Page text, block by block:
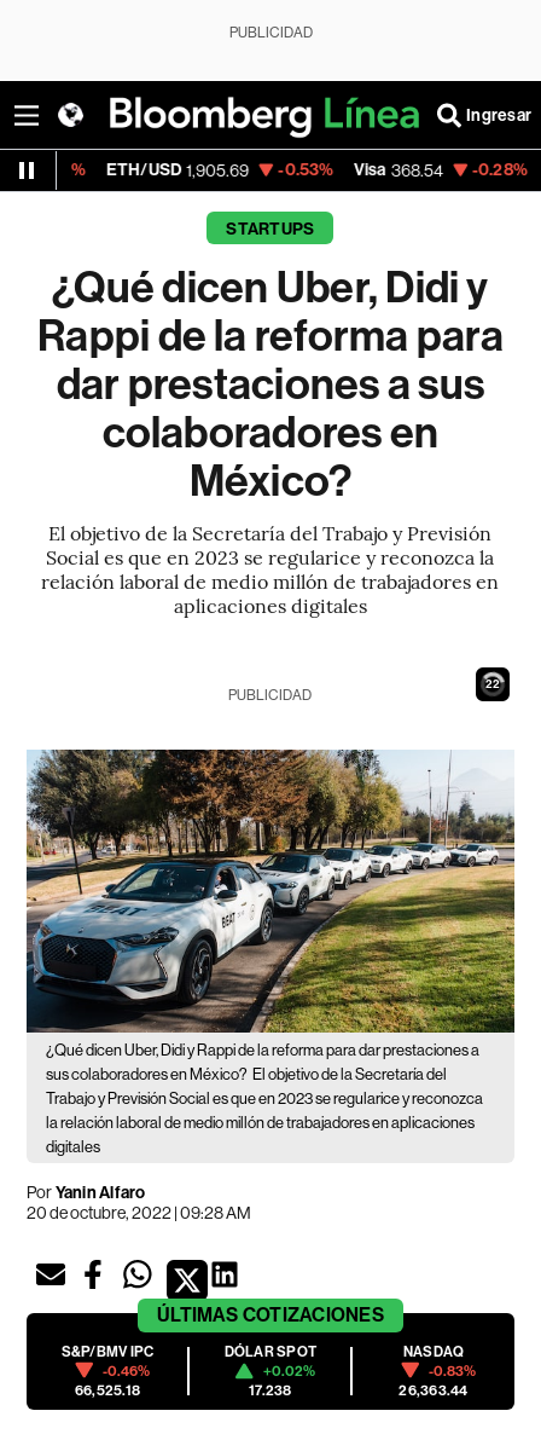
PUBLICIDAD
Ingresar
ETH/USD 1,905.69 -0.53% Visa 368.54 -0.28%
STARTUPS
¿Qué dicen Uber, Didi y
Rappi de la reforma para
dar prestaciones a sus
colaboradores en
México?
El objetivo de la Secretaría del Trabajo y Previsión
Social es que en 2023 se regularice y reconozca la
relación laboral de medio millón de trabajadores en
aplicaciones digitales
21
PUBLICIDAD
¿Qué dicen Uber, Didi y Rappi de la reforma para dar prestaciones a
sus colaboradores en México? El objetivo de la Secretaría del
Trabajo y Previsión Social es que en 2023 se regularice y reconozca
la relación laboral de medio millón de trabajadores en aplicaciones
digitales
PorYanin Alfaro
20 de octubre, 2022 | 09:28 AM
ÚLTIMAS COTIZACIONES
S&P/BMV IPC
-0.46%
66,525.18
DÓLAR SPOT
+0.02%
17.238
NASDAQ
-0.83%
26,363.44